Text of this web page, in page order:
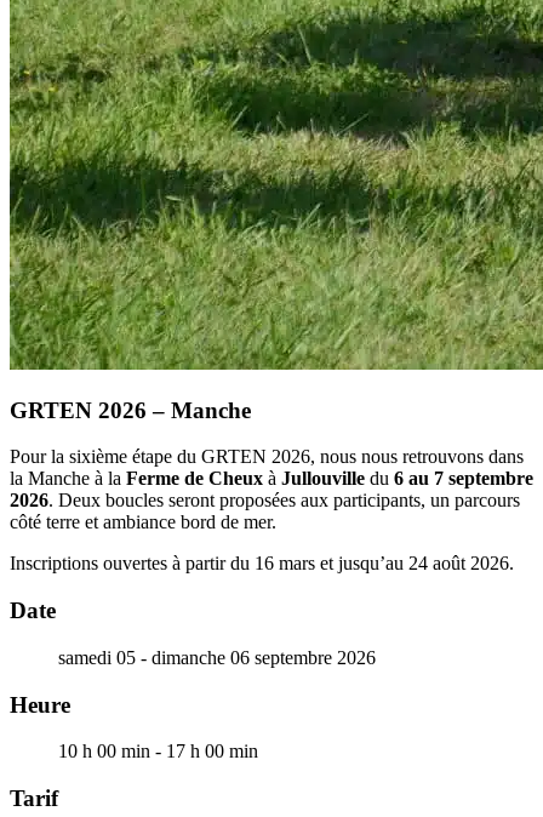
GRTEN 2026 – Manche
Pour la sixième étape du GRTEN 2026, nous nous retrouvons dans
la Manche à la Ferme de Cheux à Jullouville du 6 au 7 septembre
2026. Deux boucles seront proposées aux participants, un parcours
côté terre et ambiance bord de mer.
Inscriptions ouvertes à partir du 16 mars et jusqu’au 24 août 2026.
Date
samedi 05 - dimanche 06 septembre 2026
Heure
10 h 00 min - 17 h 00 min
Tarif